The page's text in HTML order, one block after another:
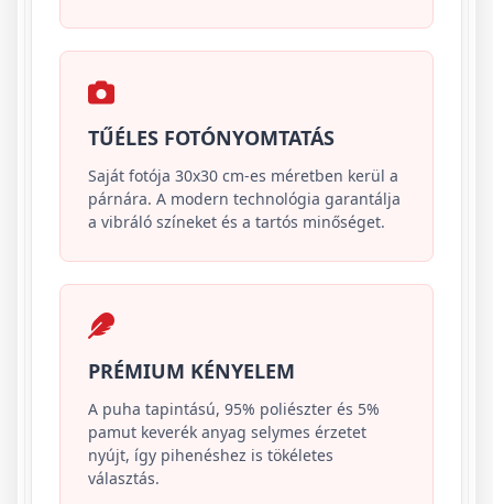
TŰÉLES FOTÓNYOMTATÁS
Saját fotója 30x30 cm-es méretben kerül a
párnára. A modern technológia garantálja
a vibráló színeket és a tartós minőséget.
PRÉMIUM KÉNYELEM
A puha tapintású, 95% poliészter és 5%
pamut keverék anyag selymes érzetet
nyújt, így pihenéshez is tökéletes
választás.